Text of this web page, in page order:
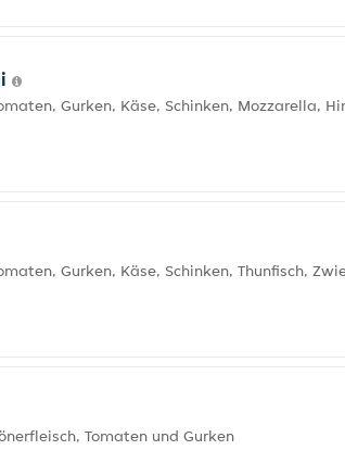
Gurken, Käse, Schinken, Mozzarella,
Gurken, Käse, Schinken, Thunfisch,
Tomaten und Gurken